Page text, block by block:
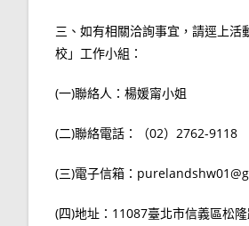
三、如有相關洽詢事宜，請逕上
校」工作小組：
(一)聯絡人：楊媛甯小姐
(二)聯絡電話：（02）2762-9118
(三)電子信箱：
(四)地址：11087臺北市信義區松